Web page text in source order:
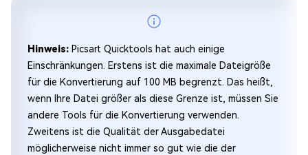
Hinweis: Picsart Quicktools hat auch einige
Einschränkungen. Erstens ist die maximale Dateigröße
für die Konvertierung auf 100 MB begrenzt. Das heißt,
wenn Ihre Datei größer als diese Grenze ist, müssen Sie
andere Tools für die Konvertierung verwenden.
Zweitens ist die Qualität der Ausgabedatei
möglicherweise nicht immer so gut wie die der